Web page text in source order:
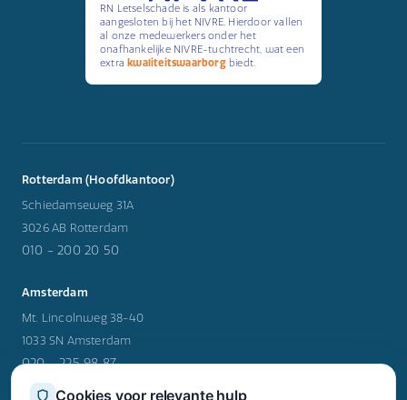
RN Letselschade is als kantoor
aangesloten bij het NIVRE. Hierdoor vallen
al onze medewerkers onder het
onafhankelijke NIVRE-tuchtrecht, wat een
extra kwaliteitswaarborgbiedt.
Rotterdam (Hoofdkantoor)
Schiedamseweg 31A
3026 AB Rotterdam
010 - 200 20 50
Amsterdam
Mt. Lincolnweg 38-40
1033 SN Amsterdam
020 - 225 98 87
Cookies voor relevante hulp